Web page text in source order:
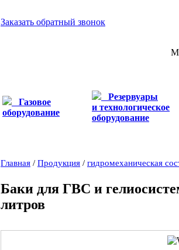
Заказать обратный звонок
Газовое
оборудование
Резервуары
и технологическое
оборудование
Главная / Продукция / гидромеханическая
Баки для ГВС и
литров